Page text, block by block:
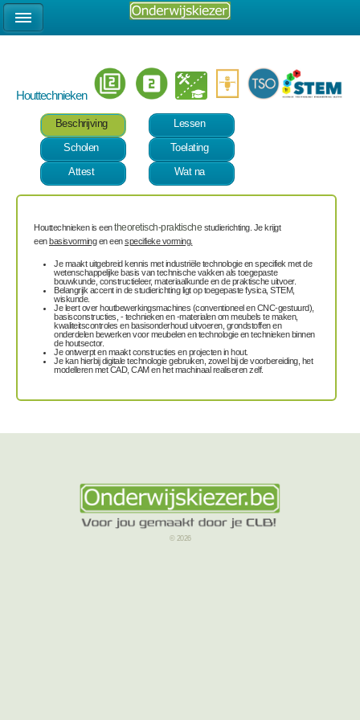
Houttechnieken
Beschrijving
Lessen
Scholen
Toelating
Attest
Wat na
Houttechnieken is eentheoretisch-praktische studierichting. Je krijgt
eenbasisvormingen eenspecifieke vorming.
Je maakt uitgebreid kennis met industriële technologie en specifiek met de
wetenschappelijke basis van technische vakken als toegepaste
bouwkunde, constructieleer, materiaalkunde en de praktische uitvoer.
Belangrijk accent in de studierichting ligt op toegepaste fysica, STEM,
wiskunde.
Je leert over houtbewerkingsmachines (conventioneel en CNC-gestuurd),
basisconstructies, - technieken en -materialen om meubels te maken,
kwaliteitscontroles en basisonderhoud uitvoeren, grondstoffen en
onderdelen bewerken voor meubelen en technologie en technieken binnen
de houtsector.
Je ontwerpt en maakt constructies en projecten in hout.
Je kan hierbij digitale technologie gebruiken, zowel bij de voorbereiding, het
modelleren met CAD, CAM en het machinaal realiseren zelf.
© 2026